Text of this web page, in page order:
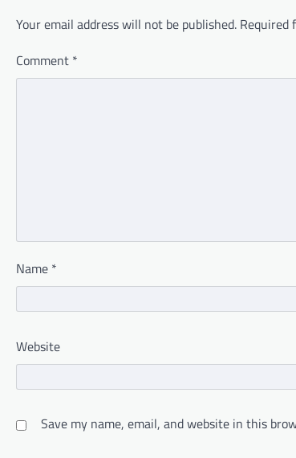
Your email address will not be published. Required
Comment *
Name *
Website
Save my name, email, and website in this